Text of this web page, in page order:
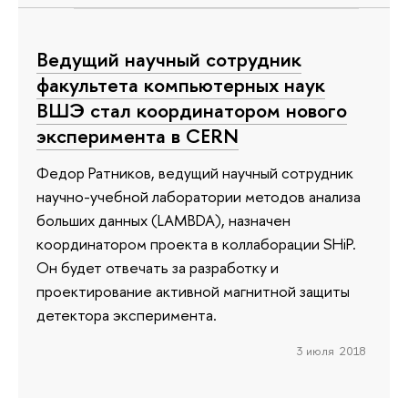
Ведущий научный сотрудник
факультета компьютерных наук
ВШЭ стал координатором нового
эксперимента в CERN
Федор Ратников, ведущий научный сотрудник
научно-учебной лаборатории методов анализа
больших данных (LAMBDA), назначен
координатором проекта в коллаборации SHiP.
Он будет отвечать за разработку и
проектирование активной магнитной защиты
детектора эксперимента.
3 июля 2018